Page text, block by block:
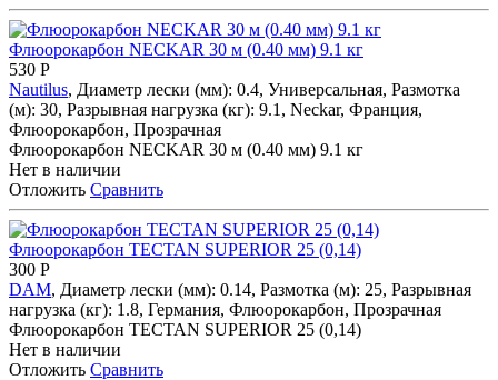
Флюорокарбон NECKAR 30 м (0.40 мм) 9.1 кг
530 Р
Nautilus, Диаметр лески (мм): 0.4, Универсальная, Размотка
(м): 30, Разрывная нагрузка (кг): 9.1, Neckar, Франция,
Флюорокарбон, Прозрачная
Флюорокарбон NECKAR 30 м (0.40 мм) 9.1 кг
Нет в наличии
Отложить Сравнить
Флюорокарбон TECTAN SUPERIOR 25 (0,14)
300 Р
DAM, Диаметр лески (мм): 0.14, Размотка (м): 25, Разрывная
нагрузка (кг): 1.8, Германия, Флюорокарбон, Прозрачная
Флюорокарбон TECTAN SUPERIOR 25 (0,14)
Нет в наличии
Отложить Сравнить